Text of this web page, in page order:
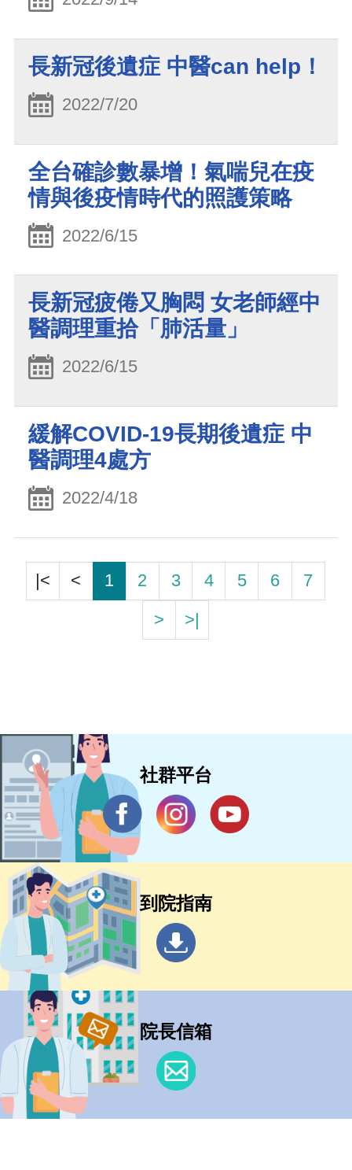
長新冠後遺症 中醫can help！
2022/7/20
全台確診數暴增！氣喘兒在疫
情與後疫情時代的照護策略
2022/6/15
長新冠疲倦又胸悶 女老師經中
醫調理重拾「肺活量」
2022/6/15
緩解COVID-19長期後遺症 中
醫調理4處方
2022/4/18
|< < 1 2 3 4 5 6
7
>
>|
社群平台
到院指南
院長信箱